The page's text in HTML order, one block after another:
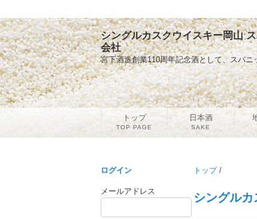
シングルカスクウイスキー岡山
会社
宮下酒造創業110周年記念酒として、スパ
トップ/
シングル
ログイン
メールアドレス
トップ
TOP PAGE
日本酒
SAKE